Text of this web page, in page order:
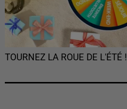
TOURNEZ LA ROUE DE L'ÉTÉ !